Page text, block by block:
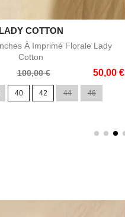
Aperçu rapide
LADY COTTON
À Imprimé Florale Lady
Cotton
100,00 € 50,00 €
40 42 44 46